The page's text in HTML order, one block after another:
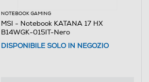
NOTEBOOK GAMING
MSI - Notebook KATANA 17 HX
B14WGK-015IT-Nero
DISPONIBILE SOLO IN NEGOZIO